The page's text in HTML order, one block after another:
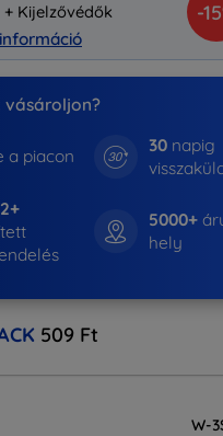
+ Kijelzővédők
-
vásároljon?
a piacon
30 napig
5000+
hely
509 Ft
W-